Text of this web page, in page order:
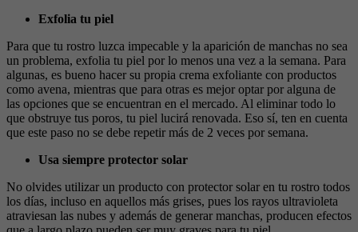
Exfolia tu piel
Para que tu rostro luzca impecable y la aparición de manchas no sea
un problema, exfolia tu piel por lo menos una vez a la semana. Para
algunas, es bueno hacer su propia crema exfoliante con productos
como avena, mientras que para otras es mejor optar por alguna de
las opciones que se encuentran en el mercado. Al eliminar todo lo
que obstruye tus poros, tu piel lucirá renovada. Eso sí, ten en cuenta
que este paso no se debe repetir más de 2 veces por semana.
Usa siempre protector solar
No olvides utilizar un producto con protector solar en tu rostro todos
los días, incluso en aquellos más grises, pues los rayos ultravioleta
atraviesan las nubes y además de generar manchas, producen efectos